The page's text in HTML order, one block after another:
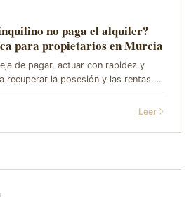
no paga el alquiler?
para propietarios en Murcia
de pagar, actuar con rapidez y
recuperar la posesión y las rentas.
Valcárcel & Cáceres), despacho
acompañam...
Leer